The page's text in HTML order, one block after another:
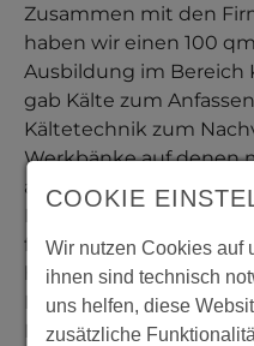
Zusammen mit den
haben wir einen 100
Ausbildung im Bereich
gab Kälte zum
Kältetechnik zum
Werkbänke auf denen
ausprobieren konnte.
frequentiert war.
haben die
Ihre Sache wirklich toll
Messe war ein Erfolg.
COOKIE
Wir nutzen Cookies auf
ihnen sind technisch
uns helfen, diese
zusätzliche